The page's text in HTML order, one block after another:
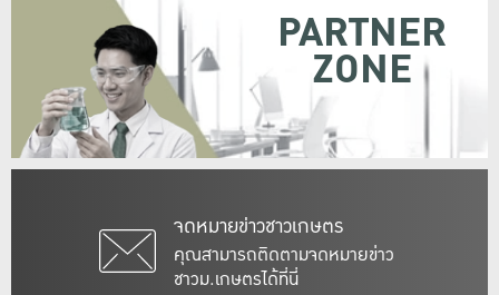
จดหมายข่าวชาวเกษตร
คุณสามารถติดตามจดหมายข่าว
ชาวม.เกษตรได้ที่นี่
PARTNER
ZONE